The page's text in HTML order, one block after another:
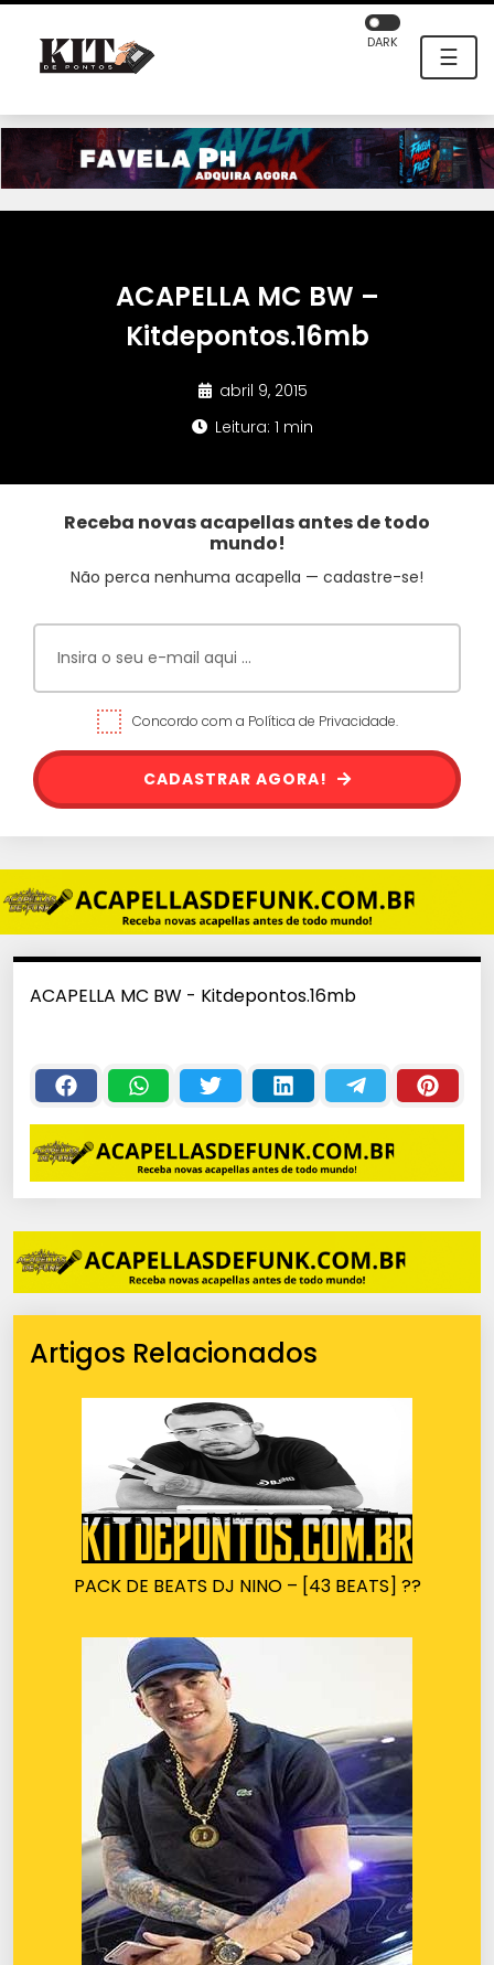
☰
DARK
ACAPELLA MC BW –
Kitdepontos.16mb
abril 9, 2015
Leitura: 1 min
Receba novas acapellas antes de todo
mundo!
Não perca nenhuma acapella — cadastre-se!
Concordo com a Política de Privacidade.
CADASTRAR AGORA!
ACAPELLA MC BW - Kitdepontos.16mb
Artigos Relacionados
PACK DE BEATS DJ NINO – [43 BEATS] ??